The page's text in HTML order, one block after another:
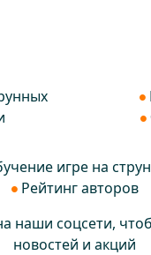
игре на
Рейтинг авторов
наши соцсети,
новостей и акций